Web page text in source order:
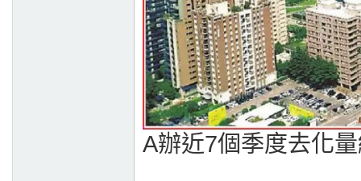
A辦近7個季度去化